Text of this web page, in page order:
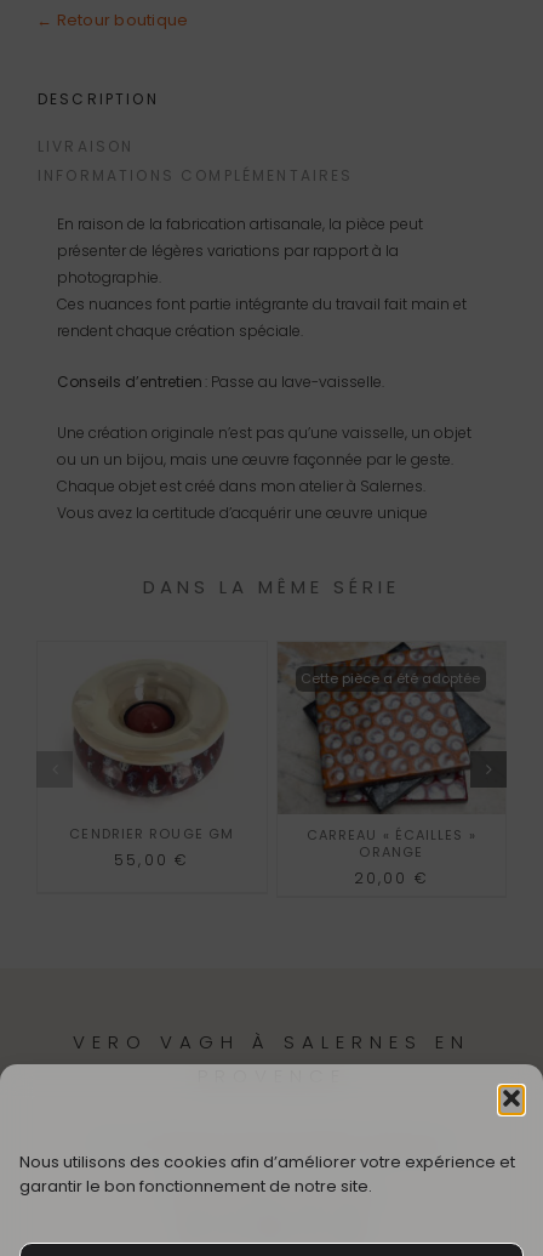
Nous utilisons des cookies afin d’améliorer votre expérience et
garantir le bon fonctionnement de notre site.
de
rose
← Retour boutique
DESCRIPTION
LIVRAISON
INFORMATIONS COMPLÉMENTAIRES
En raison de la fabrication artisanale, la pièce peut
présenter de légères variations par rapport à la
photographie.
Ces nuances font partie intégrante du travail fait main et
rendent chaque création spéciale.
Conseils d’entretien : Passe au lave-vaisselle.
Une création originale n’est pas qu’une vaisselle, un objet
ou un un bijou, mais une œuvre façonnée par le geste.
Chaque objet est créé dans mon atelier à Salernes.
Vous avez la certitude d’acquérir une œuvre unique
DANS LA MÊME SÉRIE
CENDRIER ROUGE GM
55,00€
Cette pièce a été adoptée
CARREAU « ÉCAILLES »
ORANGE
20,00 €
VERO VAGH À SALERNES EN
SUIVEZ MON UNIVERS